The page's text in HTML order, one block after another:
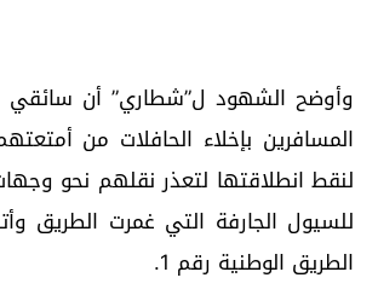
وأوضح الشهود ل”شطاري” أن سائقي
المسافرين بإخلاء الحافلات من
لنقط انطلاقتها لتعذر نقلهم نحو
للسيول الجارفة التي غمرت الطريق
الطريق الوطنية رقم 1.